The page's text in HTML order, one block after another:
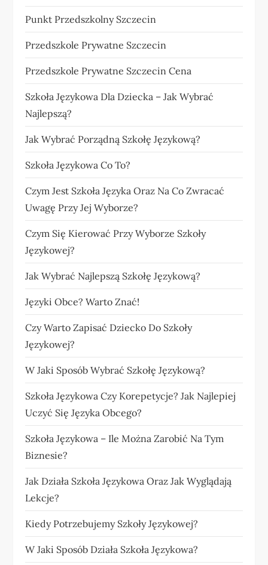
Punkt Przedszkolny Szczecin
Przedszkole Prywatne Szczecin
Przedszkole Prywatne Szczecin Cena
Szkoła Językowa Dla Dziecka – Jak Wybrać
Najlepszą?
Jak Wybrać Porządną Szkołę Językową?
Szkoła Językowa Co To?
Czym Jest Szkoła Języka Oraz Na Co Zwracać
Uwagę Przy Jej Wyborze?
Czym Się Kierować Przy Wyborze Szkoły
Językowej?
Jak Wybrać Najlepszą Szkołę Językową?
Języki Obce? Warto Znać!
Czy Warto Zapisać Dziecko Do Szkoły
Językowej?
W Jaki Sposób Wybrać Szkołę Językową?
Szkoła Językowa Czy Korepetycje? Jak Najlepiej
Uczyć Się Języka Obcego?
Szkoła Językowa – Ile Można Zarobić Na Tym
Biznesie?
Jak Działa Szkoła Językowa Oraz Jak Wyglądają
Lekcje?
Kiedy Potrzebujemy Szkoły Językowej?
W Jaki Sposób Działa Szkoła Językowa?